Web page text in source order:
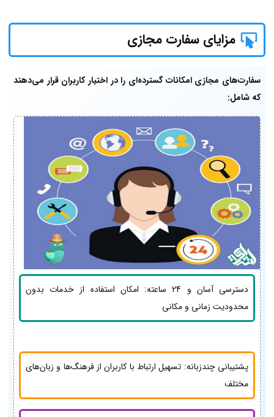
مزایای سفارت مجازی
سفارت‌های مجازی امکانات گسترده‌ای را در اختیار کاربران قرار می‌دهند
که شامل:
دسترسی آسان و 24 ساعته: امکان استفاده از خدمات بدون
محدودیت زمانی و مکانی
پشتیبانی چندزبانه: تسهیل ارتباط با کاربران از فرهنگ‌ها و زبان‌های
مختلف